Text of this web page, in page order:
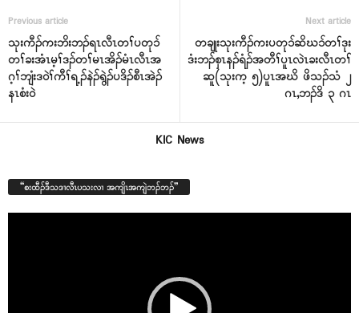
Previous article
သုးကီၣ်ကးဘိးဘၣ်ရၤလီၤတၢ်ပတုၥ်
တၢ်ခးအံၤမ့ၢ်ဒၣ်တၢ်မၤအိၣ်မံၤလီၤအ
ဂ့ၢ်ဘျံးဒဝဲၢ်ကီၢ်ရ့ၣ်နဲၣ်ရွဲၣ်ပဒိၣ်စီၤအဲၣ်
နၤစံးဝဲ
Next article
တချုးသုးကီၣ်ကးပတုၥ်ဆိဃၥ်တၢ်ဒုး
ဒံးဘၣ်စှၤနၣ်ရံၣ်အတီၢ်ပူၤလဲၤခးလီၤတၢ်
ဆူ(သုးက့ ၅)ပူၤအဃိ ဖိသၣ်သံ ၂
ဂၤ,ဘၣ်ဒိ ၃ ဂၤ
KIC News
“စးထီၣ်ဒီသဒၢလီၤပသးလၢ အကျိၤအကျဲဘၣ်ဘၣ်”